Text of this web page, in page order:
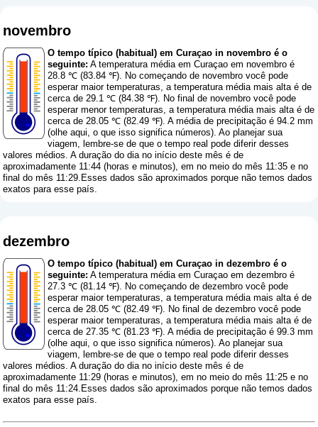
novembro
O tempo típico (habitual) em Curaçao in novembro é o
seguinte: A temperatura média em Curaçao em novembro é
28.8 ℃ (83.84 ℉). No começando de novembro você pode
esperar maior temperaturas, a temperatura média mais alta é de
cerca de 29.1 ℃ (84.38 ℉). No final de novembro você pode
esperar menor temperaturas, a temperatura média mais alta é de
cerca de 28.05 ℃ (82.49 ℉). A média de precipitação é 94.2 mm
(olhe aqui, o que isso significa números). Ao planejar sua
viagem, lembre-se de que o tempo real pode diferir desses
valores médios. A duração do dia no início deste mês é de
aproximadamente 11:44 (horas e minutos), em no meio do mês 11:35 e no
final do mês 11:29.Esses dados são aproximados porque não temos dados
exatos para esse país.
dezembro
O tempo típico (habitual) em Curaçao in dezembro é o
seguinte: A temperatura média em Curaçao em dezembro é
27.3 ℃ (81.14 ℉). No começando de dezembro você pode
esperar maior temperaturas, a temperatura média mais alta é de
cerca de 28.05 ℃ (82.49 ℉). No final de dezembro você pode
esperar maior temperaturas, a temperatura média mais alta é de
cerca de 27.35 ℃ (81.23 ℉). A média de precipitação é 99.3 mm
(olhe aqui, o que isso significa números). Ao planejar sua
viagem, lembre-se de que o tempo real pode diferir desses
valores médios. A duração do dia no início deste mês é de
aproximadamente 11:29 (horas e minutos), em no meio do mês 11:25 e no
final do mês 11:24.Esses dados são aproximados porque não temos dados
exatos para esse país.